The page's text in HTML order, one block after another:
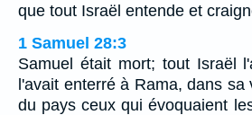
que tout Israël entende et
1 Samuel 28:3
Samuel était mort; tout Israël
l'avait enterré à Rama, dans sa
du pays ceux qui évoquaient